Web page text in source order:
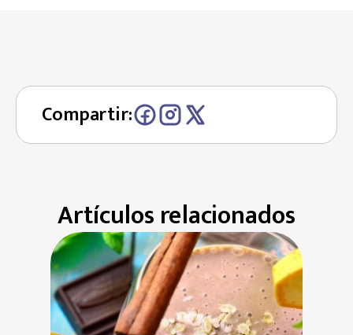
Compartir:
Artículos relacionados